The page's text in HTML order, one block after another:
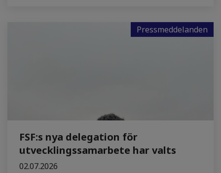
Pressmeddelanden
FSF:s nya delegation för
utvecklingssamarbete har valts
02.07.2026